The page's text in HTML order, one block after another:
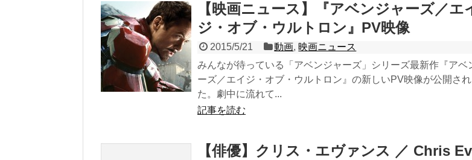
【映画ニュース】『アベンジャーズ／エ
ジ・オブ・ウルトロン』PV映像
2015/5/21 動画, 映画ニュース
みんなが待っている「アベンジャーズ」シリーズ最新作『アベ
ーズ／エイジ・オブ・ウルトロン』の新しいPV映像が公開さ
た。劇中に流れて...
記事を読む
【俳優】クリス・エヴァンス ／ Chris